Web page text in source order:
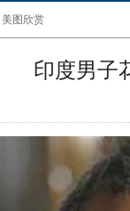
美图欣赏
印度男子